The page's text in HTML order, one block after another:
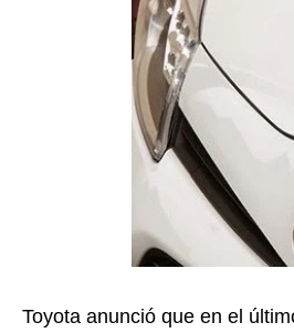
Toyota anunció que en el